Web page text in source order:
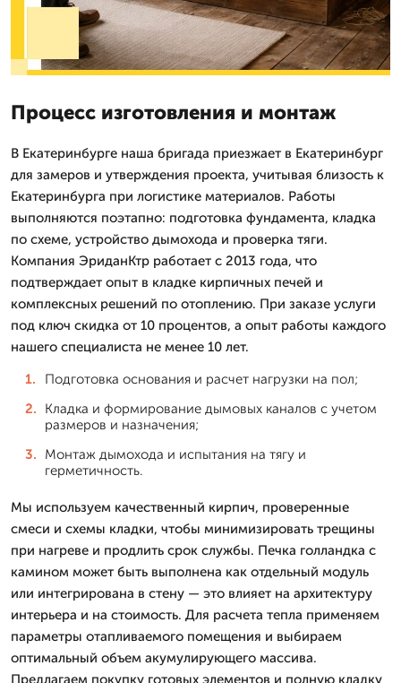
Процесс изготовления и монтаж
В Екатеринбурге наша бригада приезжает в Екатеринбург
для замеров и утверждения проекта, учитывая близость к
Екатеринбурга при логистике материалов. Работы
выполняются поэтапно: подготовка фундамента, кладка
по схеме, устройство дымохода и проверка тяги.
Компания ЭриданКтр работает с 2013 года, что
подтверждает опыт в кладке кирпичных печей и
комплексных решений по отоплению. При заказе услуги
под ключ скидка от 10 процентов, а опыт работы каждого
нашего специалиста не менее 10 лет.
Подготовка основания и расчет нагрузки на пол;
Кладка и формирование дымовых каналов с учетом
размеров и назначения;
Монтаж дымохода и испытания на тягу и
герметичность.
Мы используем качественный кирпич, проверенные
смеси и схемы кладки, чтобы минимизировать трещины
при нагреве и продлить срок службы. Печка голландка с
камином может быть выполнена как отдельный модуль
или интегрирована в стену — это влияет на архитектуру
интерьера и на стоимость. Для расчета тепла применяем
параметры отапливаемого помещения и выбираем
оптимальный объем акумулирующего массива.
Предлагаем покупку готовых элементов и полную кладку